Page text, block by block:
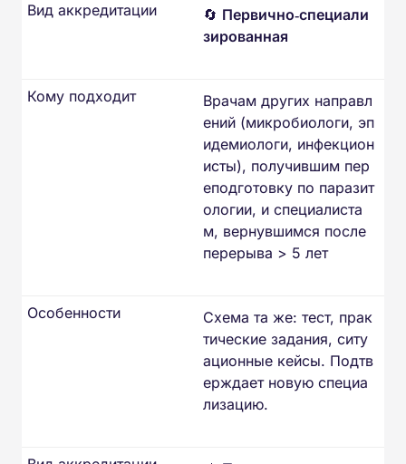
🔄 Первично‑специали
зированная
Вид аккредитации
Врачам других направл
ений (микробиологи, эп
идемиологи, инфекцион
исты), получившим пер
еподготовку по паразит
ологии, и специалиста
м, вернувшимся после
перерыва > 5 лет
Кому подходит
Схема та же: тест, прак
тические задания, ситу
ационные кейсы. Подтв
ерждает новую специа
лизацию.
Особенности